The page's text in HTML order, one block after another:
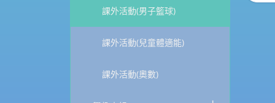
課外活動(男子籃球)
課外活動(兒童體適能)
課外活動(奧數)